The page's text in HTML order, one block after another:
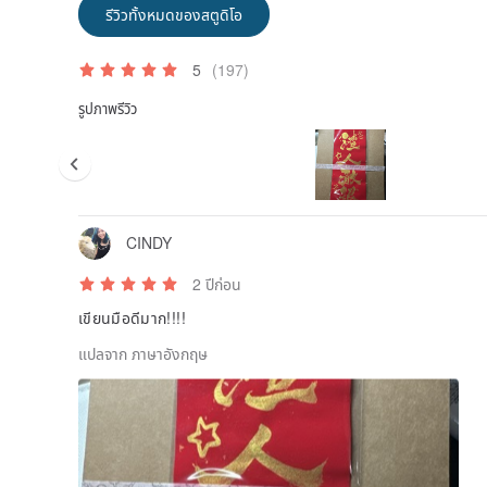
รีวิวทั้งหมดของสตูดิโอ
5 (197)
รูปภาพรีวิว
CINDY
2 ปีก่อน
เขียนมือดีมาก!!!!
แปลจาก ภาษาอังกฤษ